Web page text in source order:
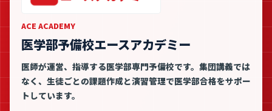
ACE ACADEMY
医学部予備校エースアカデミー
医師が運営、指導する医学部専門予備校です。集団講義では
なく、生徒ごとの課題作成と演習管理で医学部合格をサポー
トしています。